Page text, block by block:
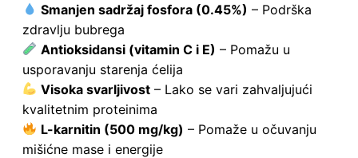
Smanjen sadržaj fosfora (0.45%) – Podrška
zdravlju bubrega
Antioksidansi (vitamin C i E) – Pomažu u
usporavanju starenja ćelija
Visoka svarljivost – Lako se vari zahvaljujući
kvalitetnim proteinima
L-karnitin (500 mg/kg) – Pomaže u očuvanju
mišićne mase i energije